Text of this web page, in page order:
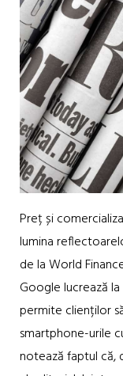
Preț și
lumina
de la World
Google lucrează
permite clienților
smartphone-urile
notează faptul că,